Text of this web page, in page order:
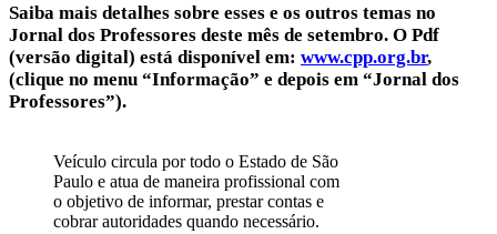
Saiba mais detalhes sobre esses e os outros temas no
Jornal dos Professores deste mês de setembro. O Pdf
(versão digital) está disponível em: www.cpp.org.br,
(clique no menu “Informação” e depois em “Jornal dos
Professores”).
Veículo circula por todo o Estado de São
Paulo e atua de maneira profissional com
o objetivo de informar, prestar contas e
cobrar autoridades quando necessário.